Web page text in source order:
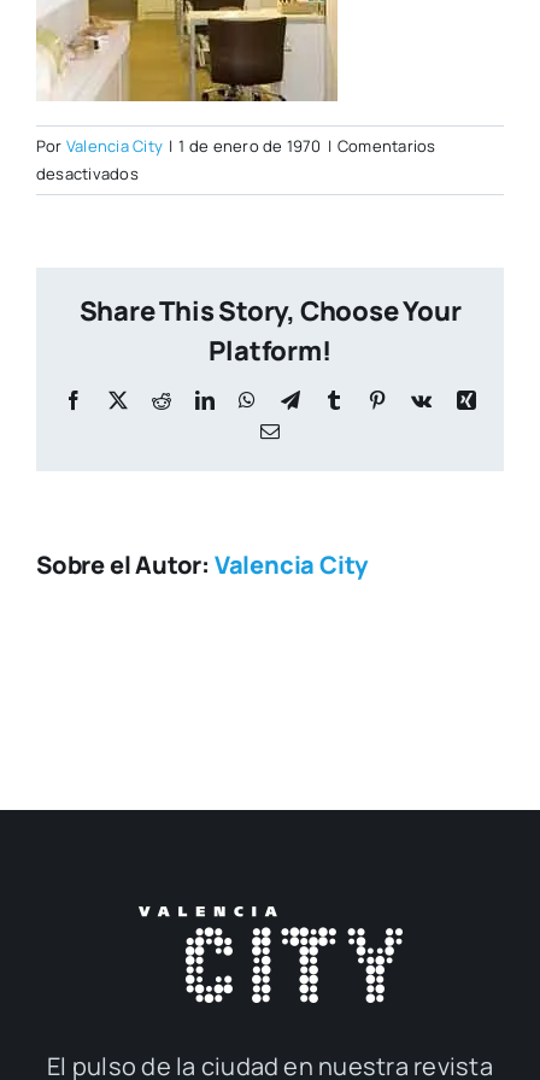
Por Valencia City | 1 de enero de 1970 | Comentarios
desactivadosen
20D2.jpg
Share This Story, Choose Your
Platform!
Facebook
X RedditLinkedInWhatsApp
TelegramTumblr Pinterest
Vk
Xing
Correo
Sobre el Autor: Valencia City
El pul­so de la ciu­dad en nues­tra revis­ta